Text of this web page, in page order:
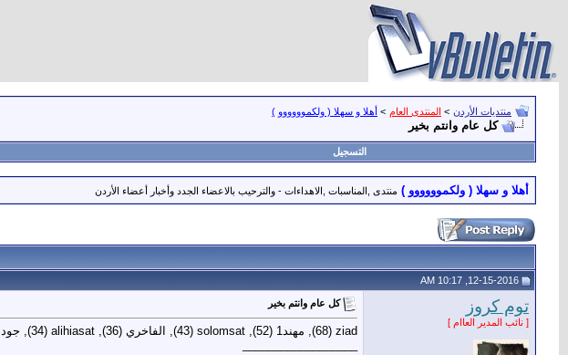
منتديات الأردن > المنتدى العام > أهلا و سهلا ( ولكموووووو )
كل عام وانتم بخير
التسجيل
أهلا و سهلا ( ولكموووووو ) منتدى ,المناسبات ,الاهداءات - والترحيب بالاعضاء الجدد وأخبار أعضاء الأردن
توم كروز
[ نائب المدير العاام ]
كل عام وانتم بخير